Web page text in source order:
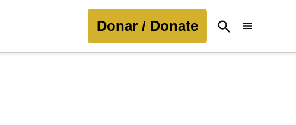
Donar / Donate
Open
Search